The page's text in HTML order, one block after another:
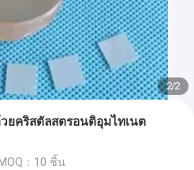
2/2
ยคริสตัลสตรอนติอุมไทเนต
MOQ：10 ชิ้น